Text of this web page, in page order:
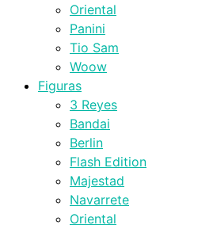
Oriental
Panini
Tio Sam
Woow
Figuras
3 Reyes
Bandai
Berlin
Flash Edition
Majestad
Navarrete
Oriental